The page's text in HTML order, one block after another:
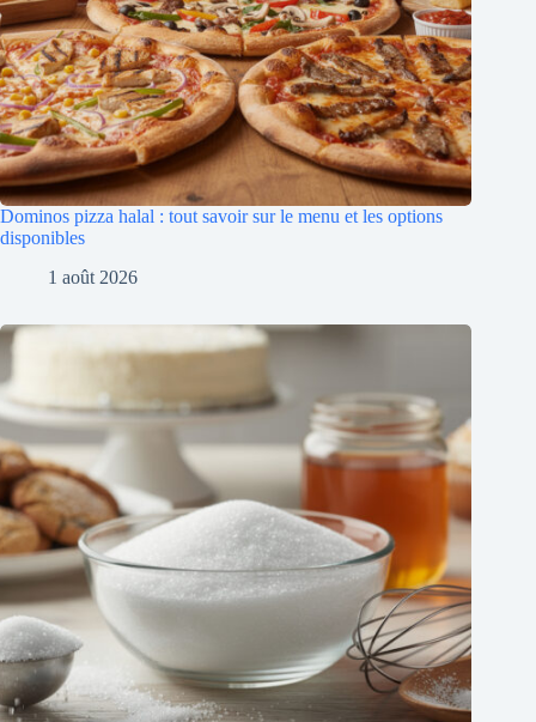
Dominos pizza halal : tout savoir sur le menu et les options
disponibles
1 août 2026